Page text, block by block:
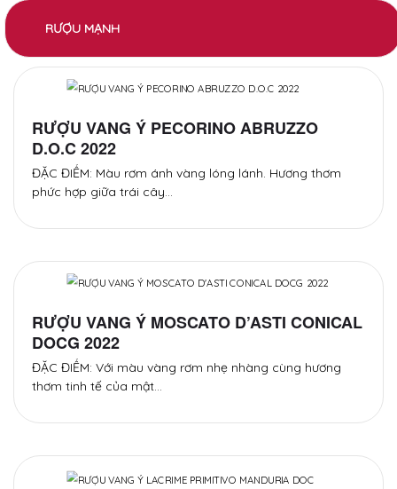
RƯỢU MẠNH
RƯỢU VANG Ý PECORINO ABRUZZO
D.O.C 2022
ĐẶC ĐIỂM: Màu rơm ánh vàng lóng lánh. Hương thơm
phức hợp giữa trái cây…
RƯỢU VANG Ý MOSCATO D’ASTI CONICAL
DOCG 2022
ĐẶC ĐIỂM: Với màu vàng rơm nhẹ nhàng cùng hương
thơm tinh tế của mật…